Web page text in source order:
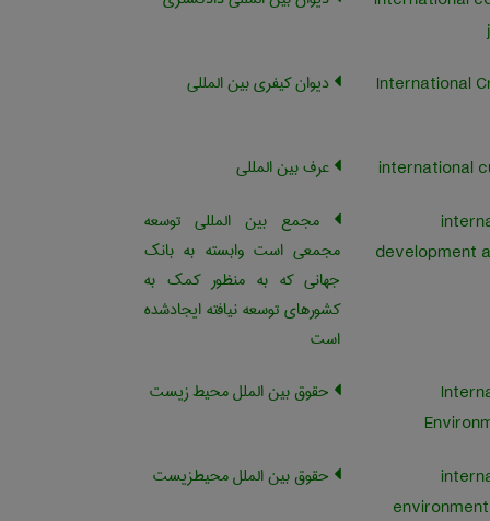
International دیوان کیفری بین المللی
عرف بین المللی
development
مجمع بین المللی توسعه
مجمعی است وابسته به بانک
جهانی که به منظور کمک به
کشورهای توسعه نیافته ایجادشده
است
حقوق بین الملل محیط زیست
حقوق بین الملل محیطزیست